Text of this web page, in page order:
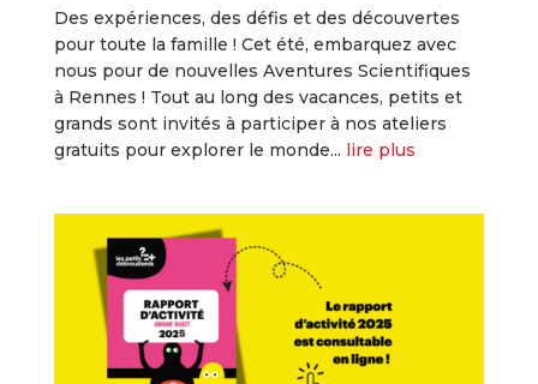
Des expériences, des défis et des découvertes
pour toute la famille ! Cet été, embarquez avec
nous pour de nouvelles Aventures Scientifiques
à Rennes ! Tout au long des vacances, petits et
grands sont invités à participer à nos ateliers
gratuits pour explorer le monde... lire plus